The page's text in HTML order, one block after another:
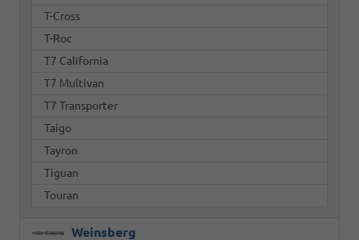
T-Cross
T-Roc
T7 California
T7 Multivan
T7 Transporter
Taigo
Tayron
Tiguan
Touran
Weinsberg